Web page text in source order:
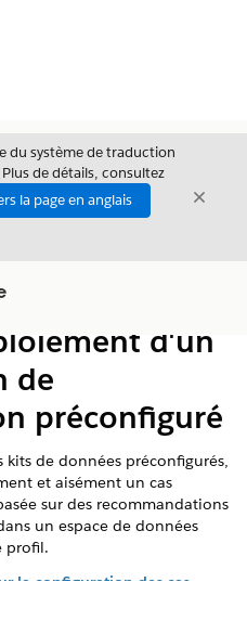
du système de traduction
de détails, consultez
la page en anglais
Fermer
d'un
de
préconfiguré
de données préconfigurés,
et aisément un cas
sur des recommandations
un espace de données
profil.
la configuration des cas